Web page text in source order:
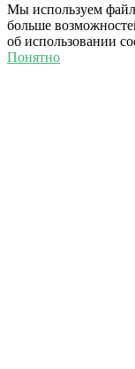
Мы используем
больше
об использовании
Понятно